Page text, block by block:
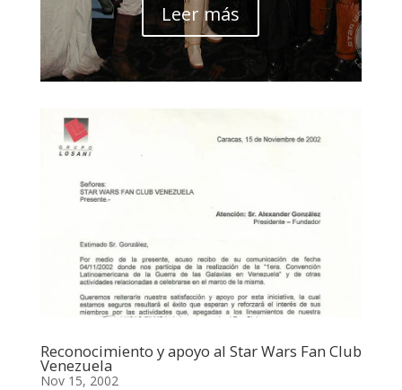
Leer más
Reconocimiento y apoyo al Star Wars Fan Club
Venezuela
Nov 15, 2002